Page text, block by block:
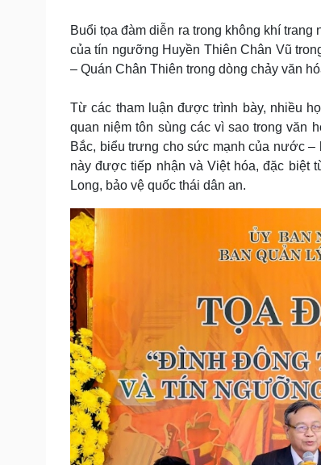
Buổi tọa đàm diễn ra trong không khí
của tín ngưỡng Huyền Thiên Chân Vũ
– Quán Chân Thiên trong dòng chảy văn
Từ các tham luận được trình bày, nhiều
quan niệm tôn sùng các vì sao trong văn
Bắc, biểu trưng cho sức mạnh của nước
này được tiếp nhận và Việt hóa, đặc biệt
Long, bảo vệ quốc thái dân an.